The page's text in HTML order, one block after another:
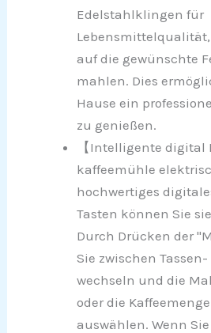
Edelstahlklingen für
auf die gewünschte
mahlen. Dies
Hause ein
zu genießen.
【Intelligente digital
kaffeemühle
hochwertiges
Tasten können Sie
Durch Drücken der
Sie zwischen
wechseln und die
oder die Kaffeemenge
auswählen. Wenn